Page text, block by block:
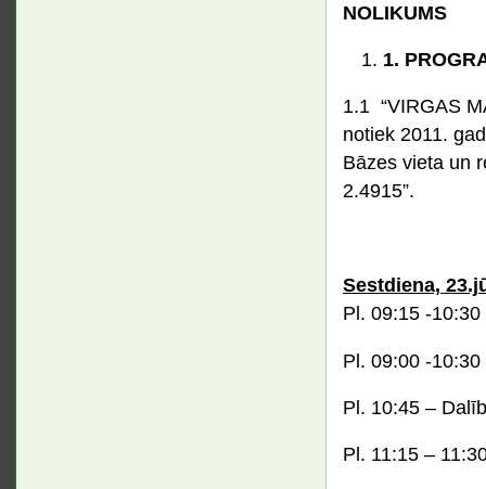
NOLIKUMS
1.
1.1 “VIRGAS
notiek 2011.
Bāzes vieta un
2.4915”.
Sestdiena,
Pl. 09:15 -
Pl. 09:00 -
Pl. 10:45 –
Pl. 11:15 –